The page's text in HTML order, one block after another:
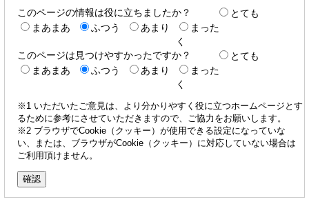
このページの情報は役に立ちましたか？
とても
まあまあ
ふつう あまり
まった
く
このページは見つけやすかったですか？
とても
まあまあ
ふつう あまり
まった
く
※1 いただいたご意見は、より分かりやすく役に立つホームページとす
るために参考にさせていただきますので、ご協力をお願いします。
※2 ブラウザでCookie（クッキー）が使用できる設定になっていな
い、または、ブラウザがCookie（クッキー）に対応していない場合は
ご利用頂けません。